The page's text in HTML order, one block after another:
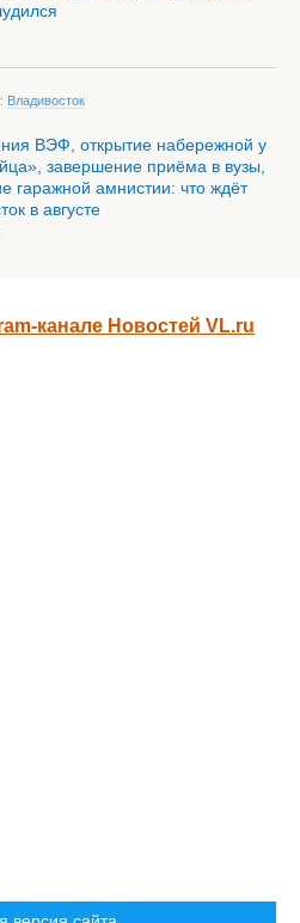
Владивосток
ВЭФ, открытие набережной у
завершение приёма в вузы,
гаражной амнистии: что ждёт
в августе
канале Новостей VL.ru